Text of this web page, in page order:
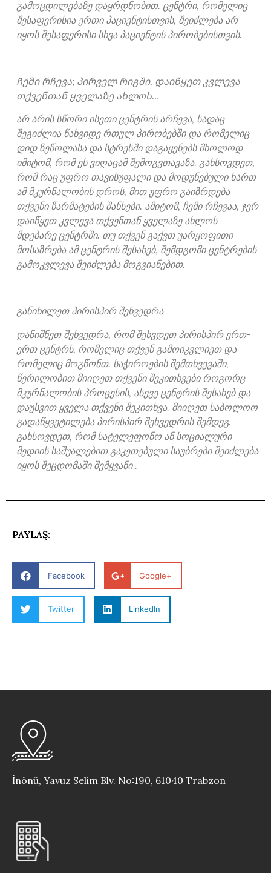
გამოცდილებაზე დაყრდნობით. ცენტრი, რომელიც
შესაფერისია ერთი პაციენტისთვის, შეიძლება არ
იყოს შესაფერისი სხვა პაციენტის პირობებისთვის.
Ჩემი რჩევა; პირველ რიგში, დაიწყეთ კვლევა
თქვენთან ყველაზე ახლოს…
არ არის სწორი ისეთი ცენტრის არჩევა, სადაც
შეგიძლია წახვიდე რთულ პირობებში და რომელიც
დიდ ზეწოლასა და სტრესში დაგაყენებს მხოლოდ
იმიტომ, რომ ეს ვიღაცამ შემოგვთავაზა. გახსოვდეთ,
რომ რაც უფრო თავისუფალი და მოდუნებული ხართ
ამ მკურნალობის დროს, მით უფრო გაიზრდება
თქვენი წარმატების შანსები. ამიტომ, ჩემი რჩევაა, ჯერ
დაიწყეთ კვლევა თქვენთან ყველაზე ახლოს
მდებარე ცენტრში. თუ თქვენ გაქვთ უარყოფითი
მოსაზრება ამ ცენტრის შესახებ, შემდგომი ცენტრების
გამოკვლევა შეიძლება მოგვიანებით.
განიხილეთ პირისპირ შეხვედრა
დანიშნეთ შეხვედრა, რომ შეხვდეთ პირისპირ ერთ-
ერთ ცენტრს, რომელიც თქვენ გამოიკვლიეთ და
რომელიც მოგწონთ. საჭიროების შემთხვევაში,
წერილობით მიიღეთ თქვენი შეკითხვები როგორც
მკურნალობის პროცესის, ასევე ცენტრის შესახებ და
დაუსვით ყველა თქვენი შეკითხვა. მიიღეთ საბოლოო
გადაწყვეტილება პირისპირ შეხვედრის შემდეგ.
გახსოვდეთ, რომ სატელეფონო ან სოციალური
მედიის საშუალებით გაკეთებული საუბრები შეიძლება
იყოს შეცდომაში შემყვანი .
PAYLAŞ:
Facebook Google+
Twitter LinkedIn
İnönü, Yavuz Selim Blv. No:190, 61040 Trabzon